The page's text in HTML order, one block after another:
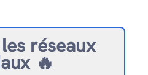
réseaux
🔥